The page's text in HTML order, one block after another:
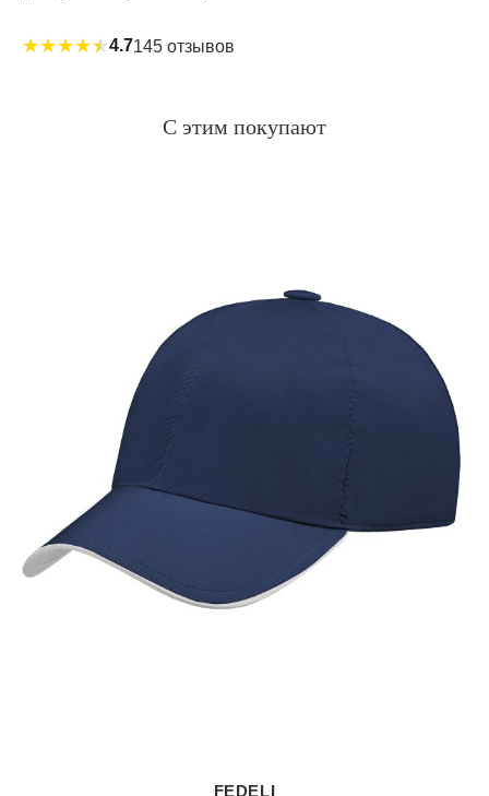
★★★★★4.7145 отзывов
С этим покупают
FEDELI